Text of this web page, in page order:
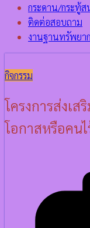
กระดาน/กระทู้
ติดต่อสอบถาม
งานฐานทรัพยา
กิจกรรม
โครงการส่งเ
โอกาสหรือคน